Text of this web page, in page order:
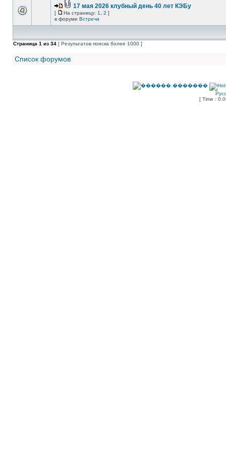
17 мая 2026 клубный день 40 лет КЭБу
[ На страницу: 1 2 ]
в форуме Встречи
Страница 1 из 34 [ Результатов поиска более 1000 ]
Список форумов
[ Time :